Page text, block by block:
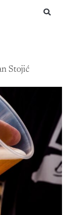
Stojić